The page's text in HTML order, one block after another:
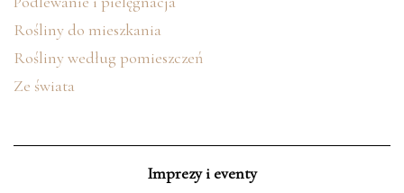
Rośliny do mieszkania
Rośliny według pomieszczeń
Ze świata
Imprezy i eventy